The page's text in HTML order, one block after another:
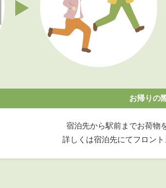
お帰りの
宿泊先から駅前までお荷物
詳しくは宿泊先にてフロン